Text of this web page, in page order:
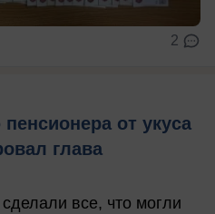
2
от укуса
глава
все, что могли